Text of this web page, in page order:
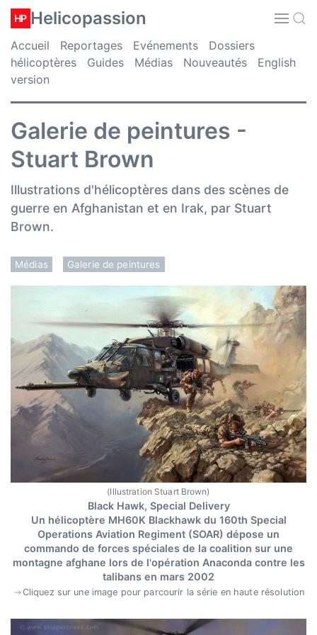
HP Helicopassion
Accueil Reportages Evénements
Dossiers
hélicoptères
Guides Médias Nouveautés
English
version
Galerie de peintures -
Stuart Brown
Illustrations d'hélicoptères dans des scènes de
guerre en Afghanistan et en Irak, par Stuart
Brown.
Médias Galerie de peintures
(Illustration Stuart Brown)
Black Hawk, Special Delivery
Un hélicoptère MH60K Blackhawk du 160th Special
Operations Aviation Regiment (SOAR) dépose un
commando de forces spéciales de la coalition sur une
montagne afghane lors de l'opération Anaconda contre les
talibans en mars 2002
Cliquez sur une image pour parcourir la série en haute résolution